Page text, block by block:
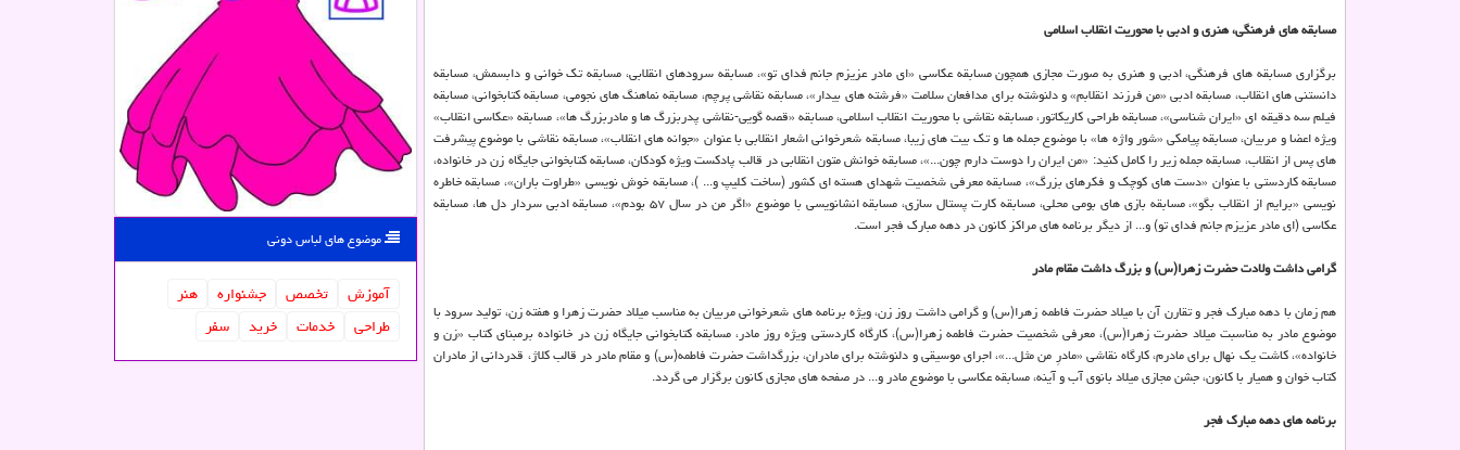
مسابقه های فرهنگی، هنری و ادبی با محوریت انقلاب اسلامی
برگزاری مسابقه های فرهنگی، ادبی و هنری به صورت مجازی همچون مسابقه عکاسی «ای مادر عزیزم جانم فدای تو»، مسابقه سرودهای انقلابی، مسابقه تک خوانی و دابسمش، مسابقه
دانستنی های انقلاب، مسابقه ادبی «من فرزند انقلابم» و دلنوشته برای مدافعان سلامت «فرشته های بیدار»، مسابقه نقاشی پرچم، مسابقه نماهنگ های نجومی، مسابقه کتابخوانی، مسابقه
فیلم سه دقیقه ای «ایران شناسی»، مسابقه طراحی کاریکاتور، مسابقه نقاشی با محوریت انقلاب اسلامی، مسابقه «قصه گویی-نقاشی پدربزرگ ها و مادربزرگ ها»، مسابقه «عکاسی انقلاب»
ویژه اعضا و مربیان، مسابقه پیامکی «شور واژه ها» با موضوع جمله ها و تک بیت های زیبا، مسابقه شعرخوانی اشعار انقلابی با عنوان «جوانه های انقلاب»، مسابقه نقاشی با موضوع پیشرفت
های پس از انقلاب، مسابقه جمله زیر را کامل کنید: «من ایران را دوست دارم چون...»، مسابقه خوانش متون انقلابی در قالب پادکست ویژه کودکان، مسابقه کتابخوانی جایگاه زن در خانواده،
مسابقه کاردستی با عنوان «دست های کوچک و فکرهای بزرگ»، مسابقه معرفی شخصیت شهدای هسته ای کشور (ساخت کلیپ و... )، مسابقه خوش نویسی «طراوت باران»، مسابقه خاطره
نویسی «برایم از انقلاب بگو»، مسابقه بازی های بومی محلی، مسابقه کارت پستال سازی، مسابقه انشانویسی با موضوع «اگر من در سال ۵۷ بودم»، مسابقه ادبی سردار دل ها، مسابقه
عکاسی (ای مادر عزیزم جانم فدای تو) و... از دیگر برنامه های مراکز کانون در دهه مبارک فجر است.
گرامی داشت ولادت حضرت زهرا(س) و بزرگ داشت مقام مادر
هم زمان با دهه مبارک فجر و تقارن آن با میلاد حضرت فاطمه زهرا(س) و گرامی داشت روز زن، ویژه برنامه های شعرخوانی مربیان به مناسب میلاد حضرت زهرا و هفته زن، تولید سرود با
موضوع مادر به مناسبت میلاد حضرت زهرا(س)، معرفی شخصیت حضرت فاطمه زهرا(س)، کارگاه کاردستی ویژه روز مادر، مسابقه کتابخوانی جایگاه زن در خانواده برمبنای کتاب «زن و
خانواده»، کاشت یک نهال برای مادرم، کارگاه نقاشی «مادرِ من مثل...»، اجرای موسیقی و دلنوشته برای مادران، بزرگداشت حضرت فاطمه(س) و مقام مادر در قالب کلاژ، قدردانی از مادران
کتاب خوان و همیار با کانون، جشن مجازی میلاد بانوی آب و آینه، مسابقه عکاسی با موضوع مادر و... در صفحه های مجازی کانون برگزار می گردد.
برنامه های دهه مبارک فجر
موضوع های لباس دونی
آموزش تخصص جشنواره
هنر
طراحی
خدمات خرید سفر